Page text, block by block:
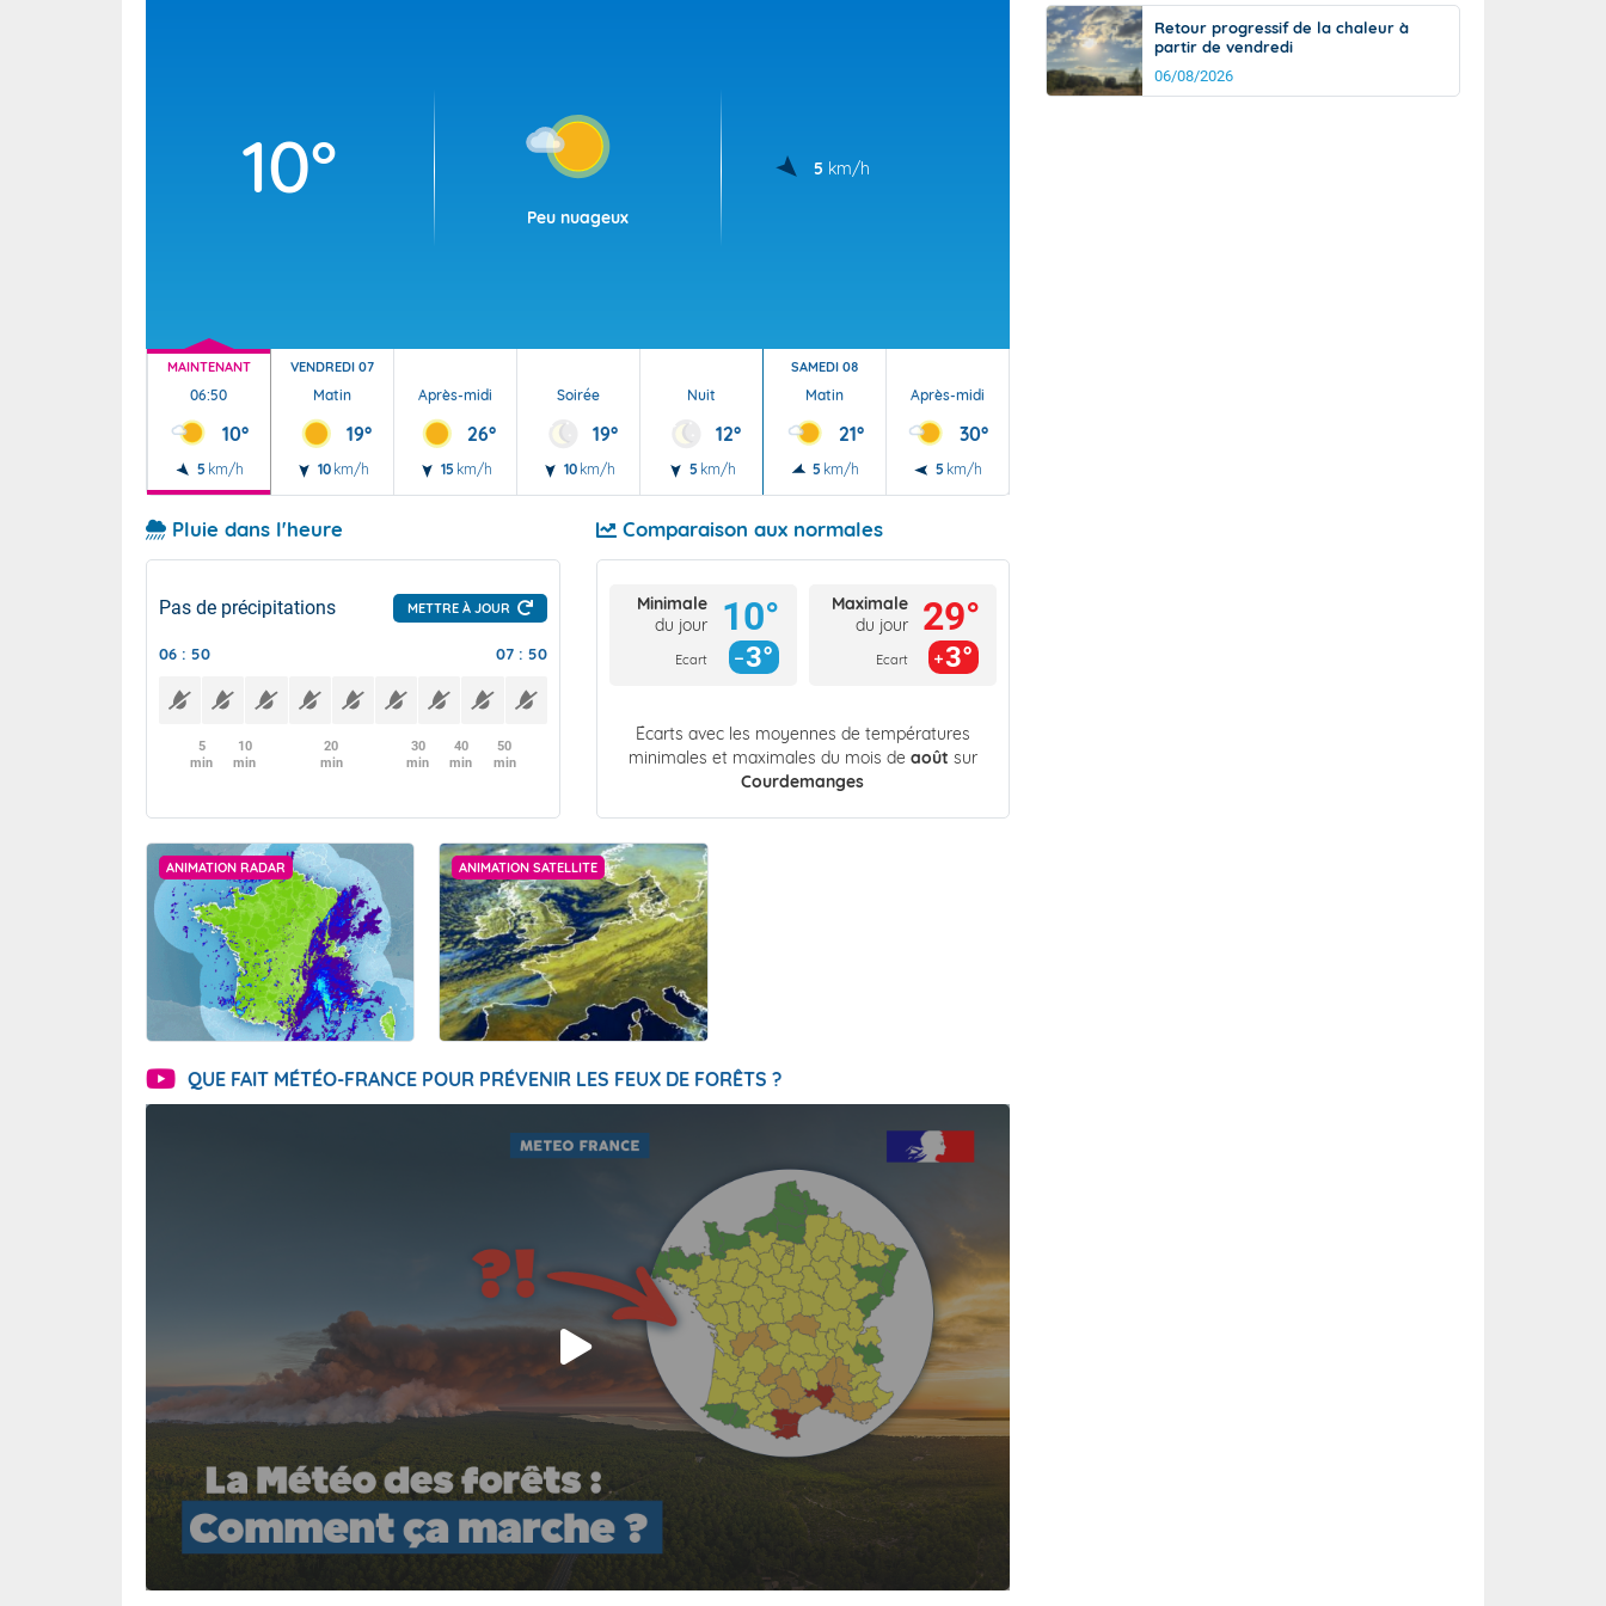
10°
Peu nuageux
5 km/h
MAINTENANT
06:50
10°
5 km/h
VENDREDI 07
Matin
19°
10 km/h
Après-midi
26°
15 km/h
Soirée
19°
10 km/h
Nuit
12°
5 km/h
SAMEDI 08
Matin
21°
5 km/h
Après-midi
30°
5 km/h
Pluie dans l'heure
Pas de précipitations METTRE À JOUR
06 : 50 07 : 50
5
min
10
min
20
min
30
min
40
min
50
min
Comparaison aux normales
Minimale
du jour
Ecart
10°
3°
Maximale
du jour
Ecart
29°
3°
Écarts avec les moyennes de températures
minimales et maximales du mois de août sur
Courdemanges
ANIMATION RADAR ANIMATION SATELLITE
QUE FAIT MÉTÉO-FRANCE POUR PRÉVENIR LES FEUX DE FORÊTS ?
Retour progressif de la chaleur à
partir de vendredi
06/08/2026